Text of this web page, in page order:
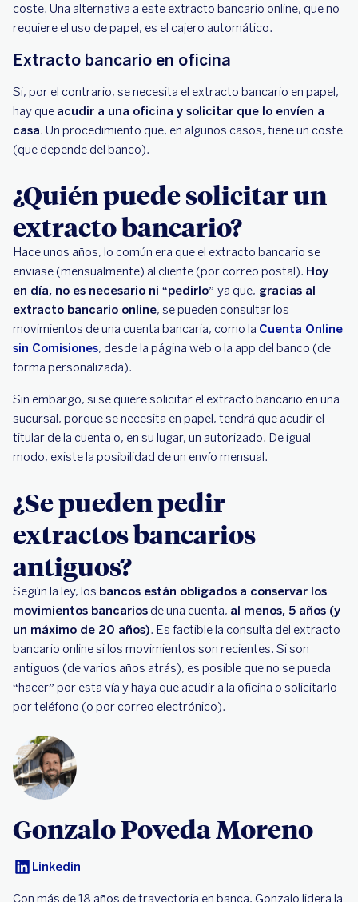
coste. Una alternativa a este extracto bancario online, que no
requiere el uso de papel, es el cajero automático.
Extracto bancario en oficina
Si, por el contrario, se necesita el extracto bancario en papel,
hay que acudir a una oficina y solicitar que lo envíen a
casa. Un procedimiento que, en algunos casos, tiene un coste
(que depende del banco).
¿Quién puede solicitar un
extracto bancario?
Hace unos años, lo común era que el extracto bancario se
enviase (mensualmente) al cliente (por correo postal). Hoy
en día, no es necesario ni “pedirlo” ya que, gracias al
extracto bancario online, se pueden consultar los
movimientos de una cuenta bancaria, como la Cuenta Online
sin Comisiones, desde la página web o la app del banco (de
forma personalizada).
Sin embargo, si se quiere solicitar el extracto bancario en una
sucursal, porque se necesita en papel, tendrá que acudir el
titular de la cuenta o, en su lugar, un autorizado. De igual
modo, existe la posibilidad de un envío mensual.
¿Se pueden pedir
extractos bancarios
antiguos?
Según la ley, los bancos están obligados a conservar los
movimientos bancarios de una cuenta, al menos, 5 años (y
un máximo de 20 años). Es factible la consulta del extracto
bancario online si los movimientos son recientes. Si son
antiguos (de varios años atrás), es posible que no se pueda
“hacer” por esta vía y haya que acudir a la oficina o solicitarlo
por teléfono (o por correo electrónico).
Gonzalo Poveda Moreno
Linkedin